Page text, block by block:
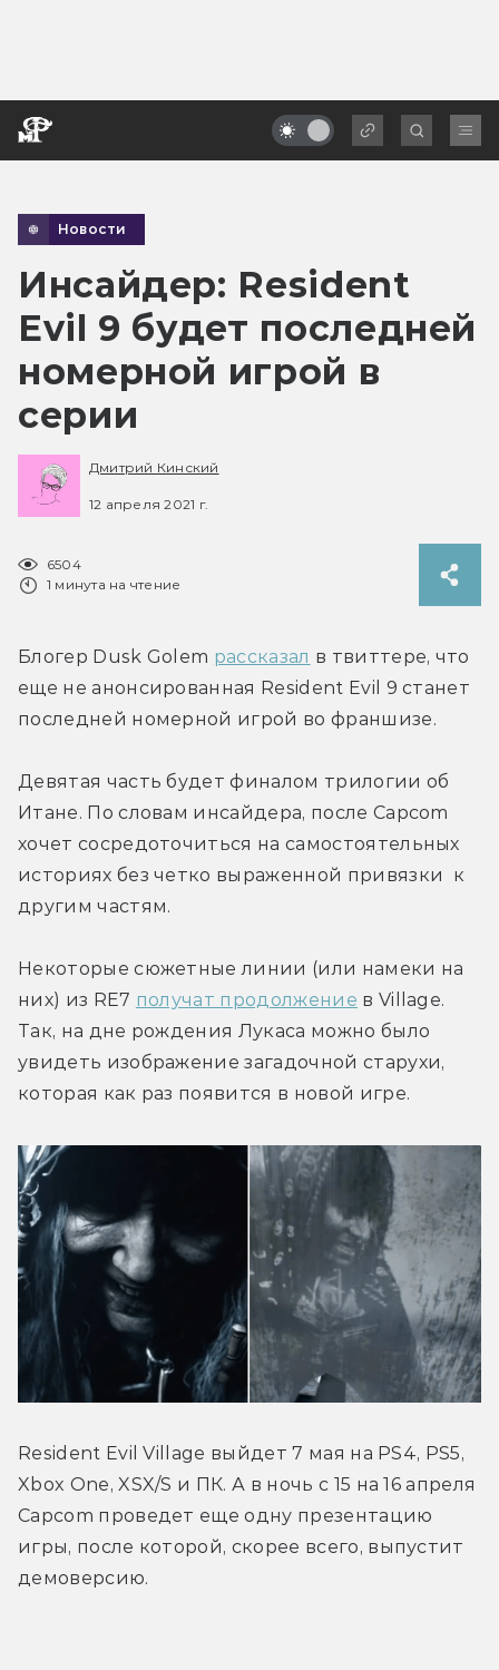
Новости
Инсайдер: Resident
Evil 9 будет последней
номерной игрой в
серии
Дмитрий Кинский
12 апреля 2021 г.
6504
1 минута на чтение
Блогер Dusk Golem рассказал в твиттере, что
еще не анонсированная Resident Evil 9 станет
последней номерной игрой во франшизе.
Девятая часть будет финалом трилогии об
Итане. По словам инсайдера, после Capcom
хочет сосредоточиться на самостоятельных
историях без четко выраженной привязки  к
другим частям.
Некоторые сюжетные линии (или намеки на
них) из RE7 получат продолжение в Village.
Так, на дне рождения Лукаса можно было
увидеть изображение загадочной старухи,
которая как раз появится в новой игре.
Resident Evil Village выйдет 7 мая на PS4, PS5,
Xbox One, XSX/S и ПК. А в ночь с 15 на 16 апреля
Capcom проведет еще одну презентацию
игры, после которой, скорее всего, выпустит
демоверсию.